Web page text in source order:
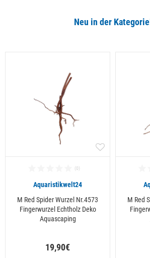
Neu in der
Aquaristikwelt24
M Red Spider Wurzel Nr.4573
Fingerwurzel Echtholz Deko
Aquascaping
19,90€
M Red